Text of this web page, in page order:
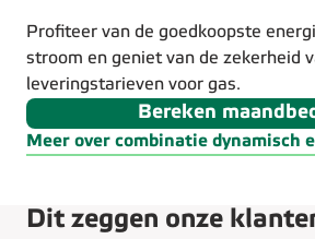
Profiteer van de goedkoopste
stroom en geniet van de zekerheid
leveringstarieven voor gas.
Bereken
Meer over combinatie dynamisch
Dit zeggen onze